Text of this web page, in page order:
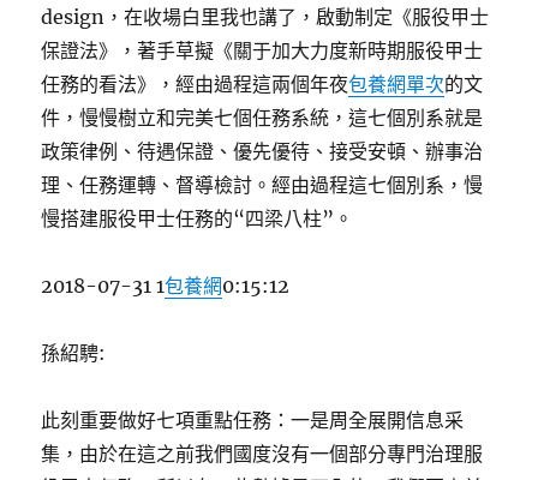
design，在收場白里我也講了，啟動制定《服役甲士
保證法》，著手草擬《關于加大力度新時期服役甲士
任務的看法》，經由過程這兩個年夜包養網單次的文
件，慢慢樹立和完美七個任務系統，這七個別系就是
政策律例、待遇保證、優先優待、接受安頓、辦事治
理、任務運轉、督導檢討。經由過程這七個別系，慢
慢搭建服役甲士任務的“四梁八柱”。
2018-07-31 1包養網0:15:12
孫紹騁:
此刻重要做好七項重點任務：一是周全展開信息采
集，由於在這之前我們國度沒有一個部分專門治理服